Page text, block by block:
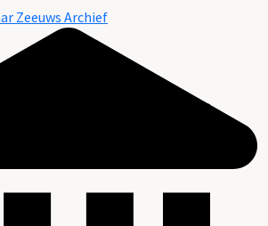
Zeeuws Archief